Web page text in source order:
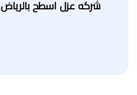
شركه عزل اسطح بالرياض